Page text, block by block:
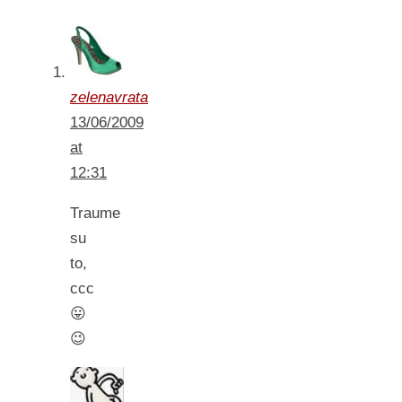
zelenavrata
13/06/2009
at
12:31
Traume
su
to,
ccc
😛
😉